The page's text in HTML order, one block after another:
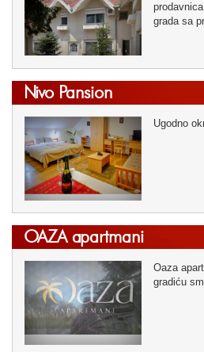
grada sa
Nivo Pansion
Ugodno
OAZA apartmani
Oaza
gradiću